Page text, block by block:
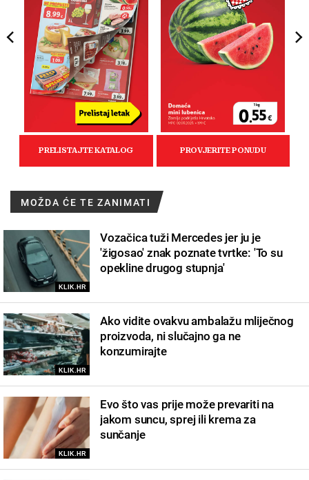
MOŽDA ĆE TE ZANIMATI
KLIK.HR
Vozačica tuži Mercedes jer ju je
'žigosao' znak poznate tvrtke: 'To su
opekline drugog stupnja'
KLIK.HR
Ako vidite ovakvu ambalažu mliječnog
proizvoda, ni slučajno ga ne
konzumirajte
KLIK.HR
Evo što vas prije može prevariti na
jakom suncu, sprej ili krema za
sunčanje